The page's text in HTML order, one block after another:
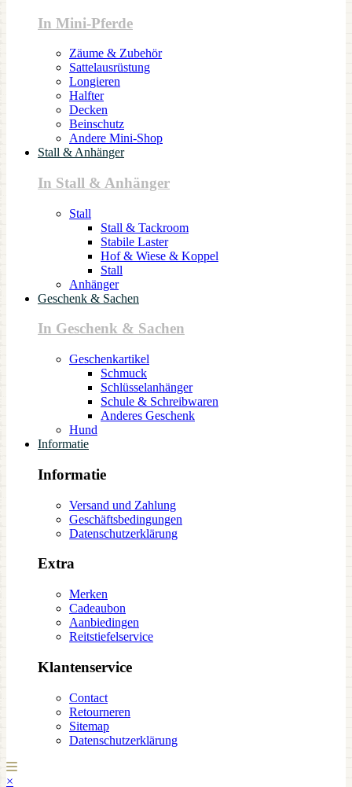
In Mini-Pferde
Zäume & Zubehör
Sattelausrüstung
Longieren
Halfter
Decken
Beinschutz
Andere Mini-Shop
Stall & Anhänger
In Stall & Anhänger
Stall
Stall & Tackroom
Stabile Laster
Hof & Wiese & Koppel
Stall
Anhänger
Geschenk & Sachen
In Geschenk & Sachen
Geschenkartikel
Schmuck
Schlüsselanhänger
Schule & Schreibwaren
Anderes Geschenk
Hund
Informatie
Informatie
Versand und Zahlung
Geschäftsbedingungen
Datenschutzerklärung
Extra
Merken
Cadeaubon
Aanbiedingen
Reitstiefelservice
Klantenservice
Contact
Retourneren
Sitemap
Datenschutzerklärung
×